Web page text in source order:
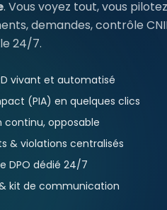
. Vous voyez tout, vous pilotez
demandes, contrôle
24/7.
vivant et automatisé
(PIA) en quelques clics
continu, opposable
& violations centralisés
DPO dédié 24/7
kit de communication